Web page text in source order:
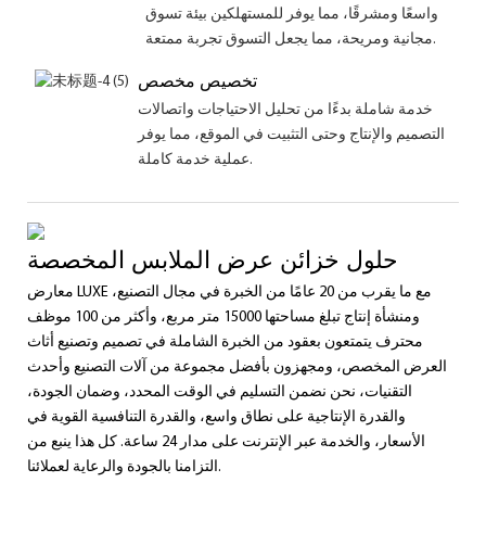
واسعًا ومشرقًا، مما يوفر للمستهلكين بيئة تسوق
مجانية ومريحة، مما يجعل التسوق تجربة ممتعة.
تخصيص مخصص
خدمة شاملة بدءًا من تحليل الاحتياجات واتصالات
التصميم والإنتاج وحتى التثبيت في الموقع، مما يوفر
عملية خدمة كاملة.
حلول خزائن عرض الملابس المخصصة
معارض LUXE مع ما يقرب من 20 عامًا من الخبرة في مجال التصنيع،
ومنشأة إنتاج تبلغ مساحتها 15000 متر مربع، وأكثر من 100 موظف
محترف يتمتعون بعقود من الخبرة الشاملة في تصميم وتصنيع أثاث
العرض المخصص، ومجهزون بأفضل مجموعة من آلات التصنيع وأحدث
التقنيات، نحن نضمن التسليم في الوقت المحدد، وضمان الجودة،
والقدرة الإنتاجية على نطاق واسع، والقدرة التنافسية القوية في
الأسعار، والخدمة عبر الإنترنت على مدار 24 ساعة. كل هذا ينبع من
التزامنا بالجودة والرعاية لعملائنا.